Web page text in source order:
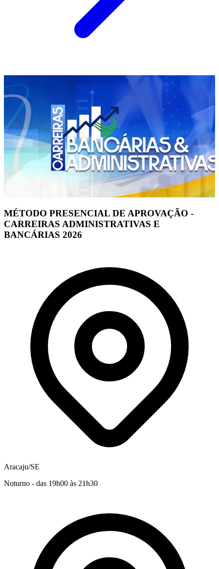
MÉTODO PRESENCIAL DE APROVAÇÃO -
CARREIRAS ADMINISTRATIVAS E
BANCÁRIAS 2026
Aracaju/SE
Noturno - das 19h00 às 21h30